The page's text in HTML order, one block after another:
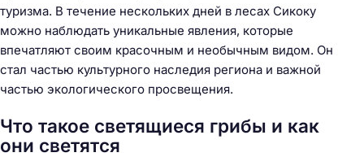
туризма. В течение нескольких дней в лесах Сикоку
можно наблюдать уникальные явления, которые
впечатляют своим красочным и необычным видом. Он
стал частью культурного наследия региона и важной
частью экологического просвещения.
Что такое светящиеся грибы и как
они светятся